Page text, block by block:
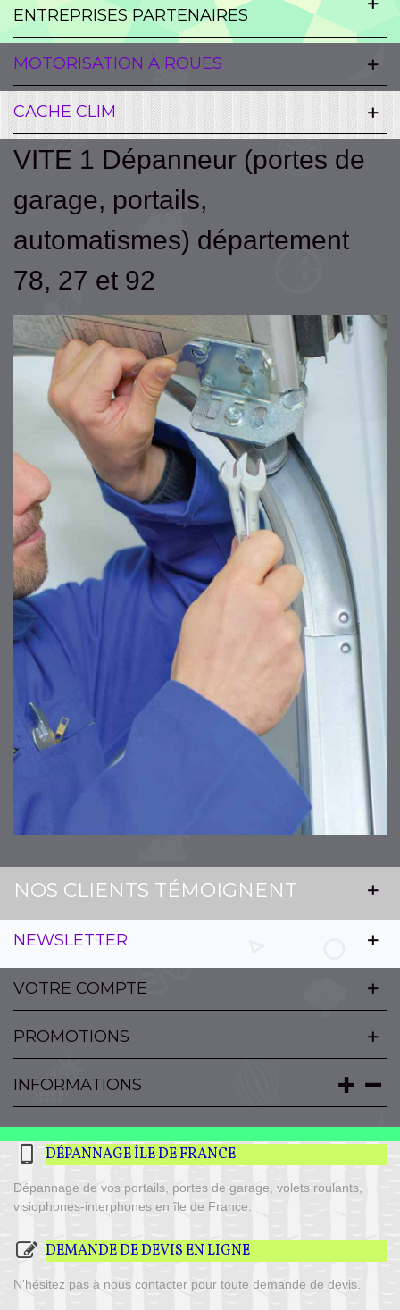
ENTREPRISES PARTENAIRES
MOTORISATION À ROUES
CACHE CLIM
VITE 1 Dépanneur (portes de
garage, portails,
automatismes) département
78, 27 et 92
NOS CLIENTS TÉMOIGNENT
NEWSLETTER
VOTRE COMPTE
PROMOTIONS
INFORMATIONS
DÉPANNAGE ÎLE DE FRANCE
Dépannage de vos portails, portes de garage, volets roulants,
visiophones-interphones en île de France.
DEMANDE DE DEVIS EN LIGNE
N'hésitez pas à nous contacter pour toute demande de devis.